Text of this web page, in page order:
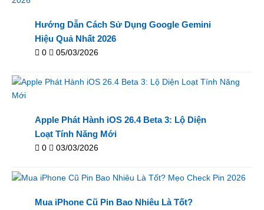
Hướng Dẫn Cách Sử Dụng Google Gemini
Hiệu Quả Nhất 2026
0 05/03/2026
Apple Phát Hành iOS 26.4 Beta 3: Lộ Diện
Loạt Tính Năng Mới
0 03/03/2026
Mua iPhone Cũ Pin Bao Nhiêu Là Tốt?